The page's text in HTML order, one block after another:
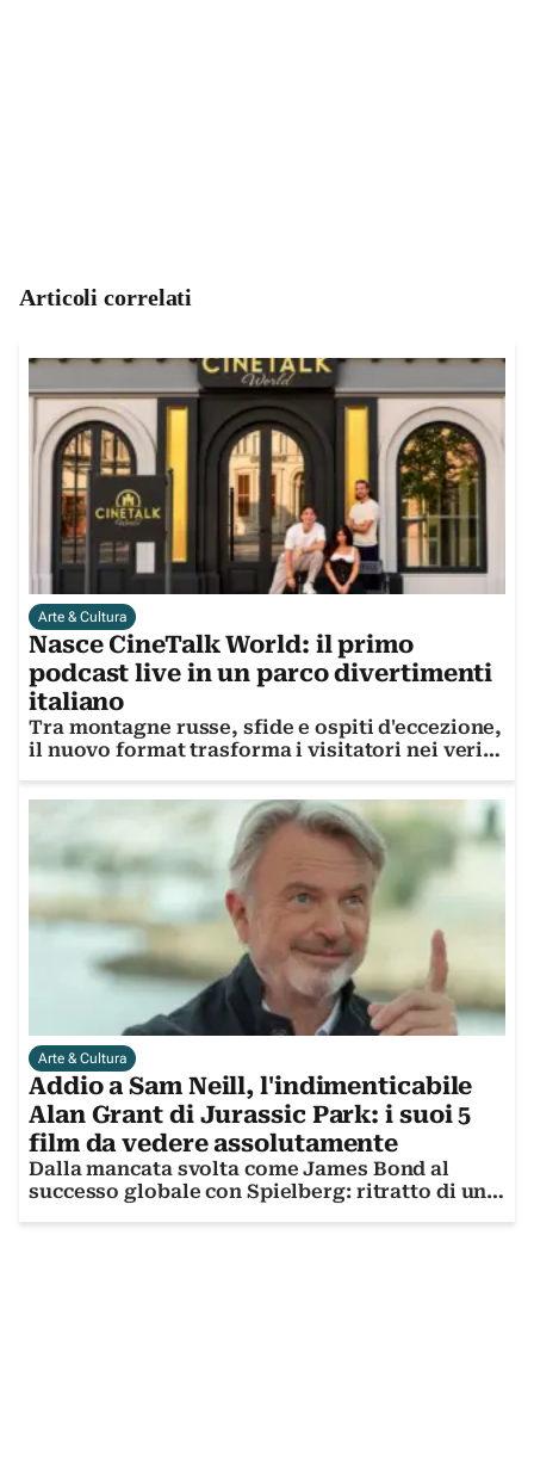
Articoli correlati
Arte & Cultura
Nasce CineTalk World: il primo
podcast live in un parco divertimenti
italiano
Tra montagne russe, sfide e ospiti d'eccezione,
il nuovo format trasforma i visitatori nei veri
Arte & Cultura
Addio a Sam Neill, l'indimenticabile
Alan Grant di Jurassic Park: i suoi 5
film da vedere assolutamente
Dalla mancata svolta come James Bond al
successo globale con Spielberg: ritratto di un